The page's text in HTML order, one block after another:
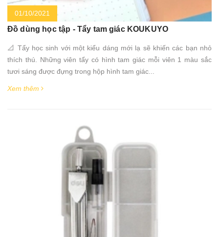
01/10/2021
Đồ dùng học tập - Tẩy tam giác KOUKUYO
📐 Tẩy học sinh với một kiểu dáng mới lạ sẽ khiến các bạn nhỏ
thích thú. Những viên tẩy có hình tam giác mỗi viên 1 màu sắc
tươi sáng được đựng trong hộp hình tam giác...
Xem thêm